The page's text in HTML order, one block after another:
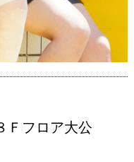
Ｆフロア大公